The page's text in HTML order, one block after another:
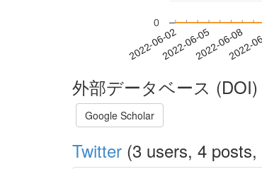
2022-06-022022-06-052022-06-08
2022-
0
外部データベース (DOI)
Google Scholar
Twitter (3 users, 4